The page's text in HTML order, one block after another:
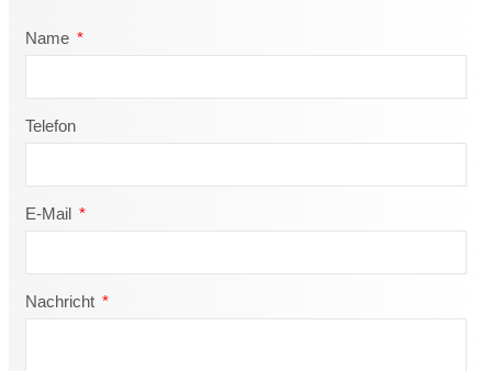
Name
Telefon
E-Mail
Nachricht